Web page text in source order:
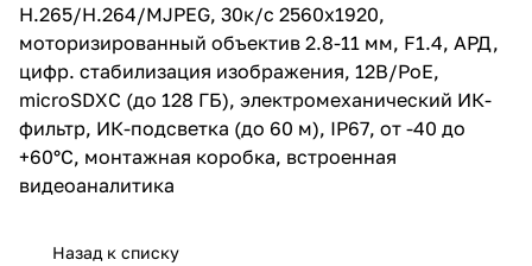
Н.265/Н.264/MJPEG, 30к/с 2560x1920,
моторизированный объектив 2.8-11 мм, F1.4, АРД,
цифр. стабилизация изображения, 12В/PoE,
microSDXC (до 128 ГБ), электромеханический ИК-
фильтр, ИК-подсветка (до 60 м), IP67, от -40 до
+60°С, монтажная коробка, встроенная
видеоаналитика
Назад к списку